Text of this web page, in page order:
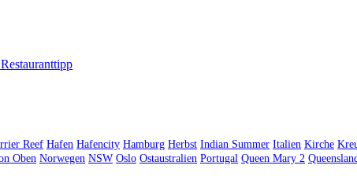
Reef Hafen Hafencity Hamburg Herbst Indian Summer Italien Kirche
Oben Norwegen NSW Oslo Ostaustralien Portugal Queen Mary 2 Queensland